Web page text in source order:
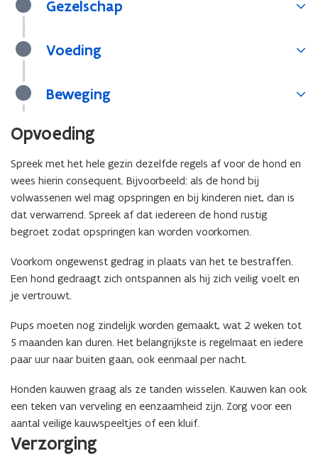
)Gezelschap
Voeding
Beweging
Opvoeding
Spreek met het hele gezin dezelfde regels af voor de hond en
wees hierin consequent. Bijvoorbeeld: als de hond bij
volwassenen wel mag opspringen en bij kinderen niet, dan is
dat verwarrend. Spreek af dat iedereen de hond rustig
begroet zodat opspringen kan worden voorkomen.
Voorkom ongewenst gedrag in plaats van het te bestraffen.
Een hond gedraagt zich ontspannen als hij zich veilig voelt en
je vertrouwt.
Pups moeten nog zindelijk worden gemaakt, wat 2 weken tot
5 maanden kan duren. Het belangrijkste is regelmaat en iedere
paar uur naar buiten gaan, ook eenmaal per nacht.
Honden kauwen graag als ze tanden wisselen. Kauwen kan ook
een teken van verveling en eenzaamheid zijn. Zorg voor een
aantal veilige kauwspeeltjes of een kluif.
Verzorging